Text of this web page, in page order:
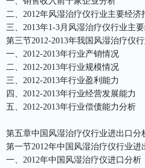
二、2012年风湿治疗仪行业主要经济
三、2013年1-3月风湿治疗仪行业主
第三节2012-2013年我国风湿治疗仪
一、2012-2013年行业产销情况
二、2012-2013年行业规模情况
三、2012-2013年行业盈利能力
四、2012-2013年行业经营发展能力
五、2012-2013年行业偿债能力分析
第五章中国风湿治疗仪行业进出口分
第一节2012年中国风湿治疗仪行业进
一、2012年中国风湿治疗仪进口分析